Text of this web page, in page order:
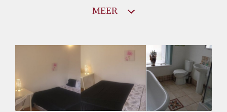
Niet mogelijk
N.V.T.
Huurtermijn
Onbepaalde termijn
MEER